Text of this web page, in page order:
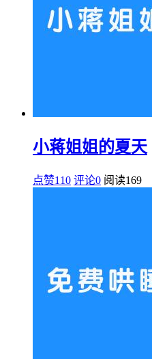
小蒋姐姐的夏天
点赞110 评论0 阅读169